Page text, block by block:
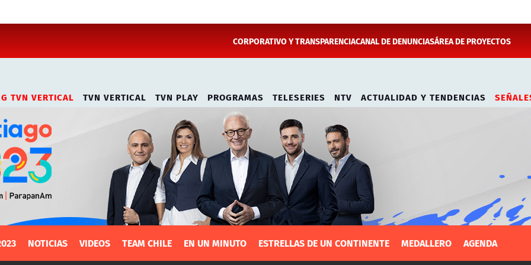
CORPORATIVO Y TRANSPARENCIACANAL DE DENUNCIASÁREA DE PROYECTOS
TVN VERTICAL TVN VERTICAL TVN PLAY PROGRAMAS TELESERIES NTV ACTUALIDAD Y TENDENCIAS
NOTICIAS VIDEOS TEAM CHILE EN UN MINUTO ESTRELLAS DE UN CONTINENTE MEDALLERO AGENDA